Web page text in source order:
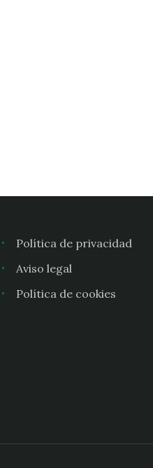
Política de privacidad
Aviso legal
Política de cookies